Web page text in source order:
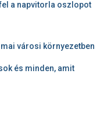
a napvitorla oszlopot
városi környezetben
és minden, amit